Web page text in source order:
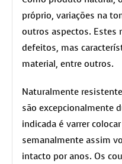
próprio, variações na
outros aspectos. Estes
defeitos, mas
material, entre outros.
Naturalmente
são excepcionalmente
indicada é varrer
semanalmente assim
intacto por anos. Os